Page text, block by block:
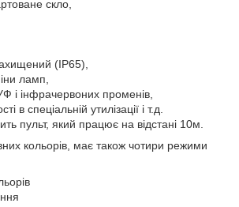
скло,
(IP65),
ламп,
і інфрачервоних променів,
в спеціальній утилізації і т.д.
пульт, який працює на відстані 10м.
кольорів, має також чотири режими